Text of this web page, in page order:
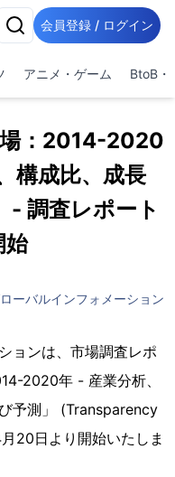
会員登録 / ログイン
アニメ・ゲーム BtoB・
場：2014-2020
構成比、成長
- 調査レポート
始
ーバルインフォメーション
ョンは、市場調査レポ
2020年 - 産業分析、
予測」 (Transparency
20日より開始いたしま